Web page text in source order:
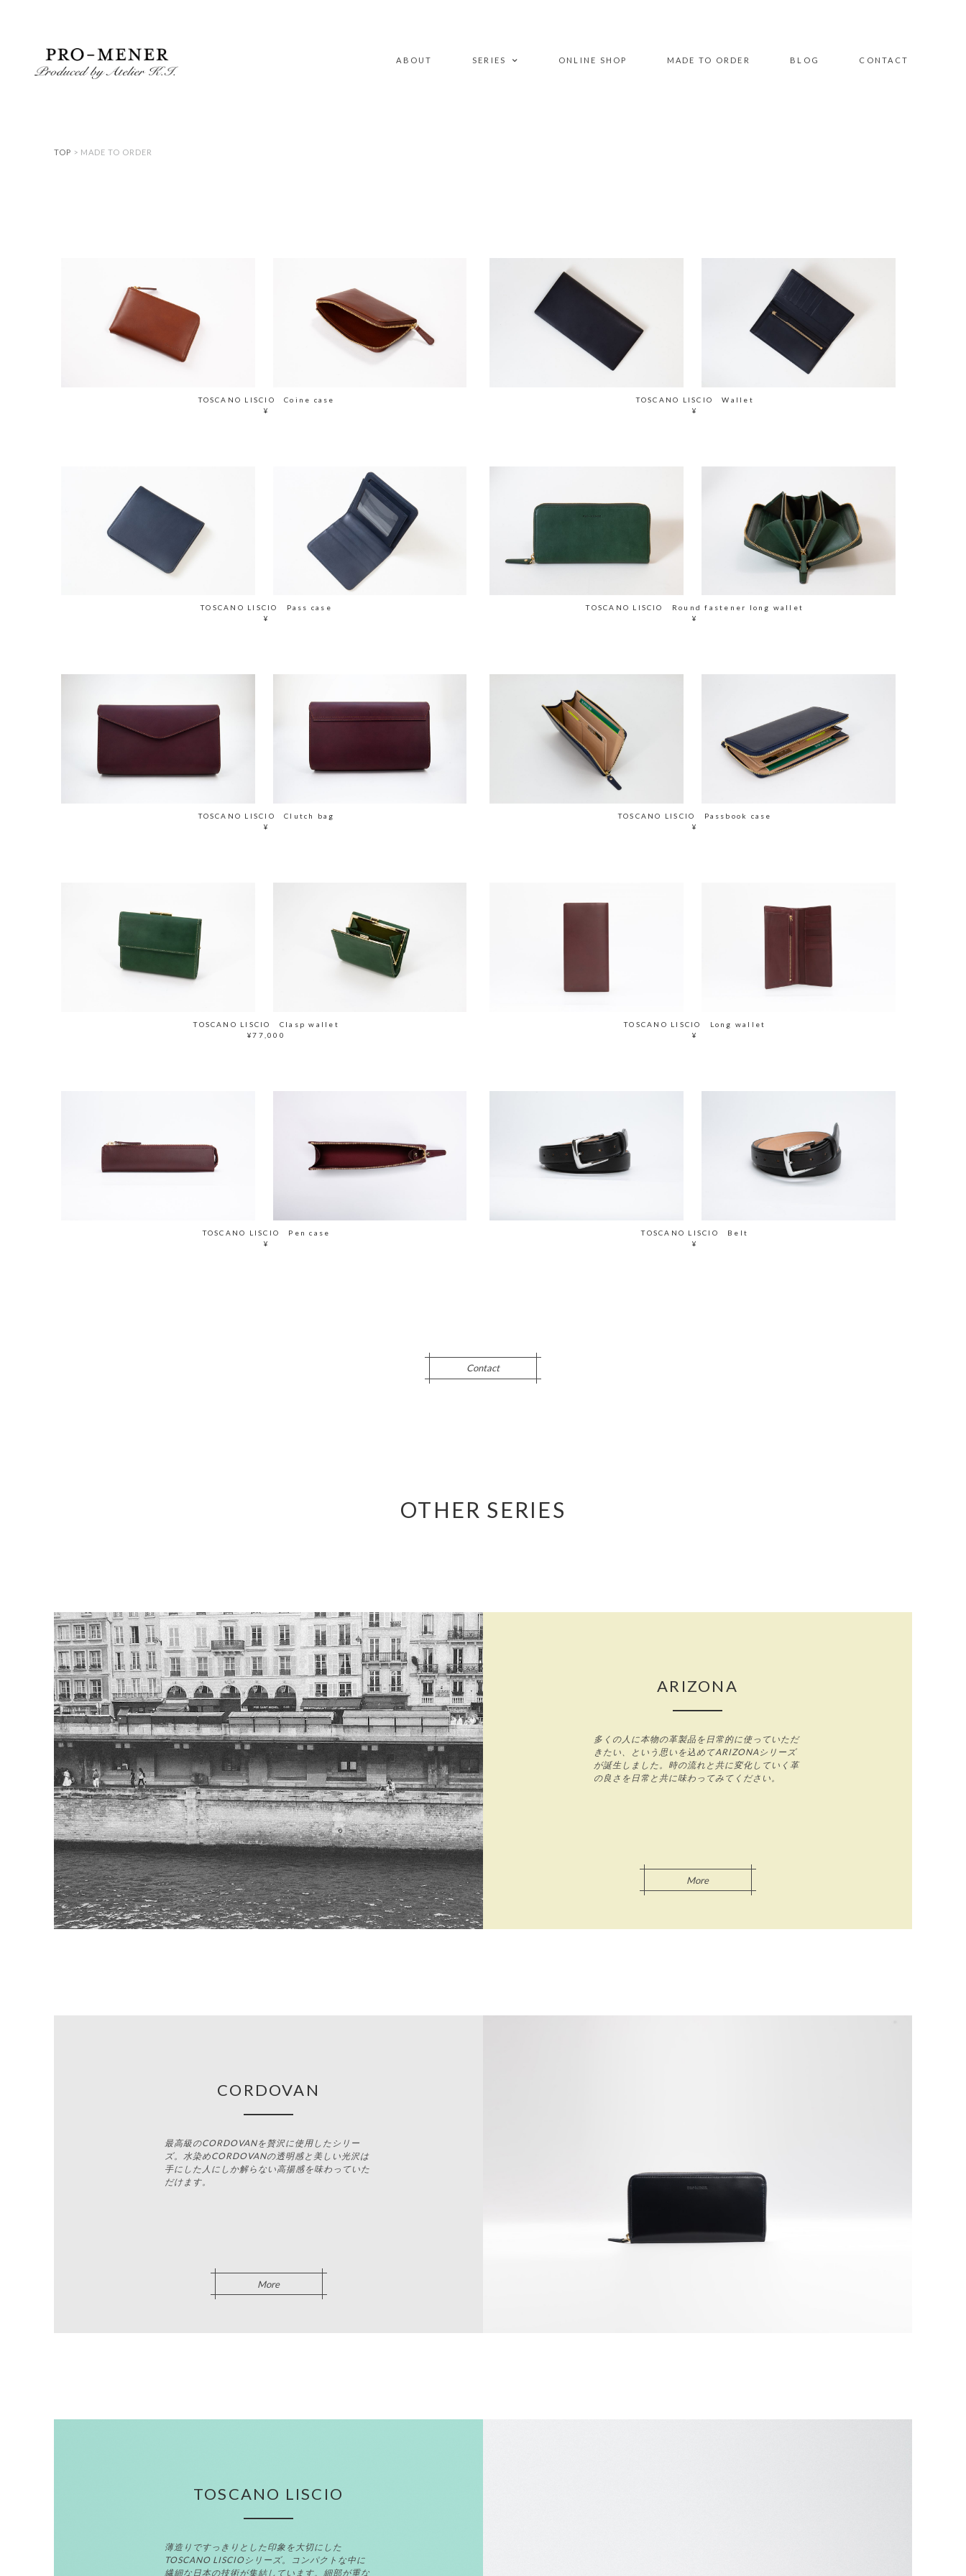
ABOUT SERIES ONLINE SHOP MADE TO ORDER BLOG CONTACT
TOP > MADE TO ORDER
TOSCANO LISCIO Coine case
¥
TOSCANO LISCIO Wallet
¥
TOSCANO LISCIO Pass case
¥
TOSCANO LISCIO Round fastener long wallet
¥
TOSCANO LISCIO Clutch bag
¥
TOSCANO LISCIO Passbook case
¥
TOSCANO LISCIO Clasp wallet
¥77,000
TOSCANO LISCIO Long wallet
¥
TOSCANO LISCIO Pen case
¥
TOSCANO LISCIO Belt
¥
Contact
OTHER SERIES
ARIZONA
多くの人に本物の革製品を日常的に使っていただ
きたい、という思いを込めてARIZONAシリーズ
が誕生しました。時の流れと共に変化していく革
の良さを日常と共に味わってみてください。
More
CORDOVAN
最高級のCORDOVANを贅沢に使用したシリー
ズ。水染めCORDOVANの透明感と美しい光沢は
手にした人にしか解らない高揚感を味わっていた
だけます。
More
TOSCANO LISCIO
薄造りですっきりとした印象を大切にした
TOSCANO LISCIOシリーズ。コンパクトな中に
繊細な日本の技術が集結しています。細部が重な